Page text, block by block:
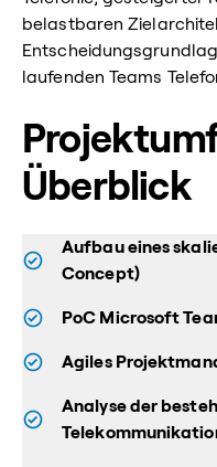
belastbaren
laufenden Teams
Überblick
Aufbau eines
Concept)
PoC Microsoft
Agiles
Analyse der